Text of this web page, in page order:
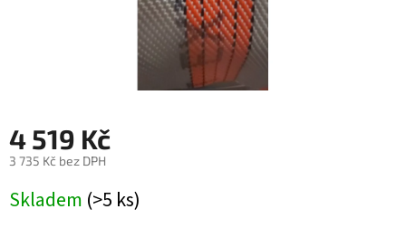
4 519 Kč
3 735 Kč bez DPH
cena:
Skladem (>5 ks)